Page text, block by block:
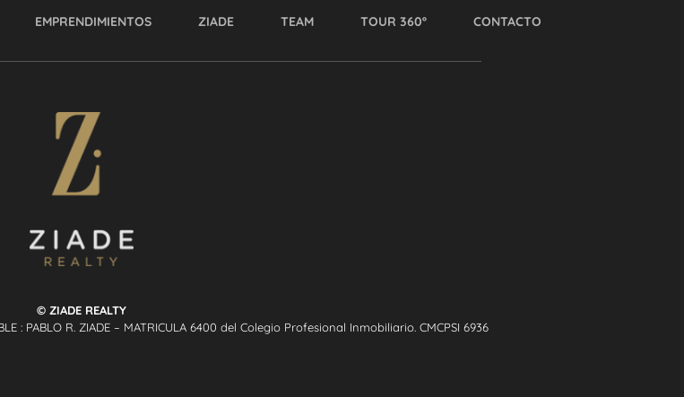
EMPRENDIMIENTOS ZIADE TEAM TOUR 360º CONTACTO
© ZIADE REALTY
: PABLO R. ZIADE – MATRICULA 6400 del Colegio Profesional Inmobiliario. CMCPSI 6936